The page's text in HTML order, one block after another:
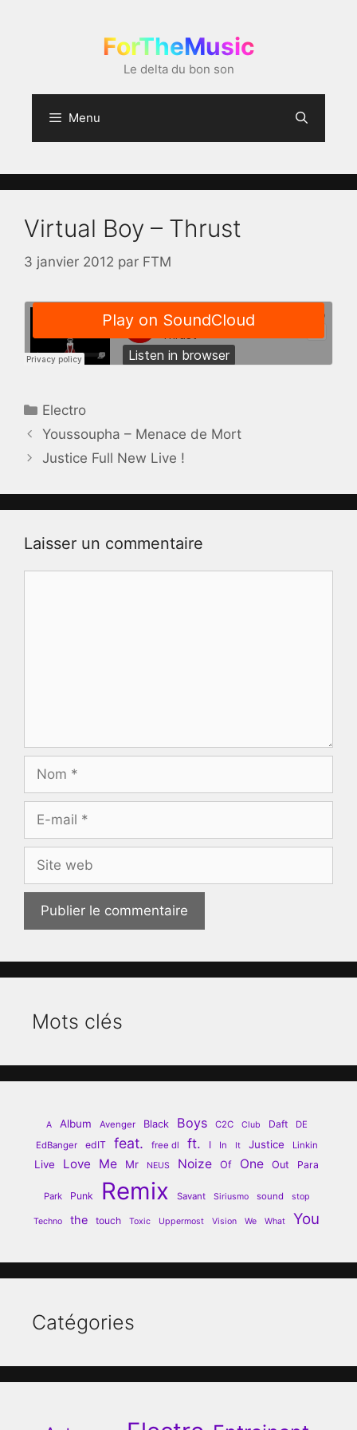
ForTheMusic
Le delta du bon son
Menu
Virtual Boy – Thrust
3 janvier 2012 par FTM
Catégories
Electro
Youssoupha – Menace de Mort
Justice Full New Live !
Laisser un commentaire
mail
web
Mots clés
A Album Avenger Black Boys C2C Club Daft
DE
EdBanger
edIT feat. free dl ft. I In It Justice Linkin
Live Love Me Mr NEUS Noize Of One Out Para
Park Punk Remix Savant Siriusmo sound stop
Techno the touch Toxic Uppermost Vision We What You
Catégories